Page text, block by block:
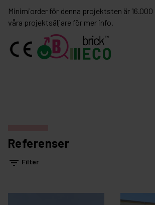
Minimiorder för denna projektsten är
våra projektsäljare för mer info.
Referenser
filter_list Filter